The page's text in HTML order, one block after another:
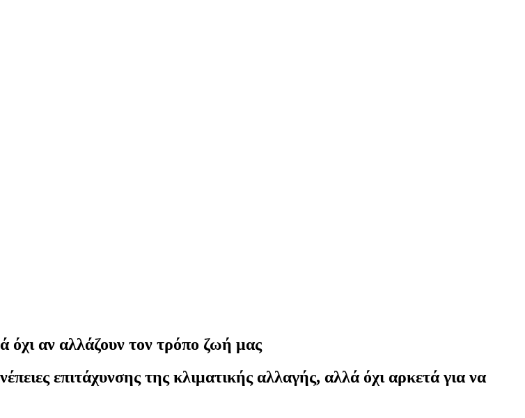
όχι αν αλλάζουν τον τρόπο ζωή μας
επιτάχυνσης της κλιματικής αλλαγής, αλλά όχι αρκετά για να